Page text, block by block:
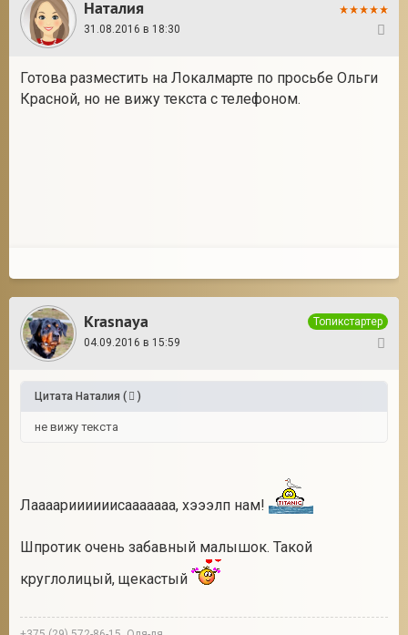
Наталия
31.08.2016 в 18:30
Готова разместить на Локалмарте по просьбе Ольги
Красной, но не вижу текста с телефоном.
Krasnaya
Топикстартер
04.09.2016 в 15:59
Цитата Наталия ( )
не вижу текста
Лаааариииииисааааааа, хэээлп нам!
Шпротик очень забавный малышок. Такой
круглолицый, щекастый